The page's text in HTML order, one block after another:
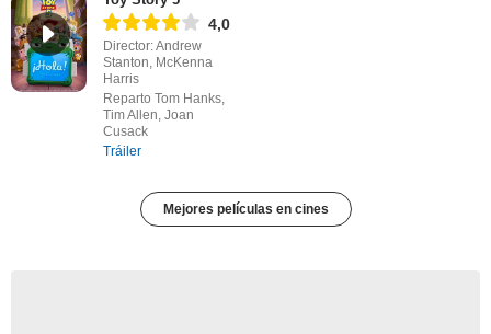
4,0
Director: Andrew
Stanton, McKenna
Harris
Reparto Tom Hanks,
Tim Allen, Joan
Cusack
Tráiler
Mejores películas en cines